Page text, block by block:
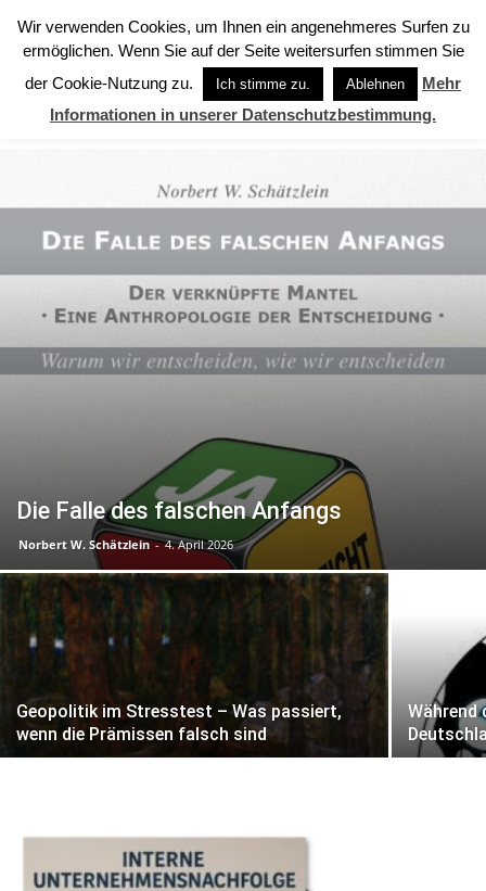
Start Zukunftsfähigkeit
ZUKUNFTSFÄHIGKEIT
Die Falle des falschen Anfangs
Norbert W. Schätzlein - 4. April 2026
Geopolitik im Stresstest – Was passiert,
wenn die Prämissen falsch sind
Während
Wir verwenden Cookies, um Ihnen ein angenehmeres Surfen zu
ermöglichen. Wenn Sie auf der Seite weitersurfen stimmen Sie
der Cookie-Nutzung zu.
Ich stimme zu. Ablehnen
Mehr
Informationen in unserer Datenschutzbestimmung.